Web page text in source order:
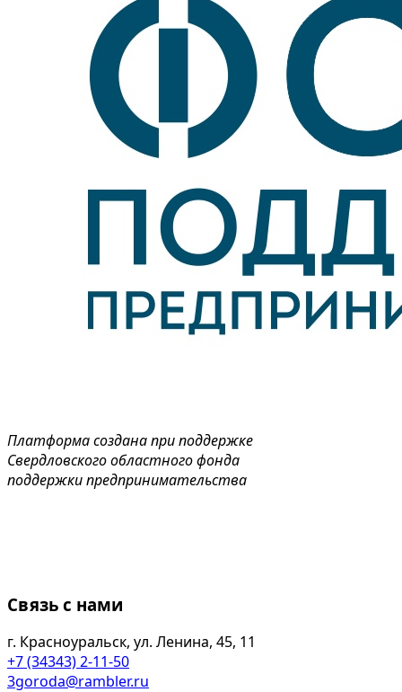
Платформа создана при поддержке
Свердловского областного фонда
поддержки предпринимательства
Связь с нами
г. Красноуральск, ул. Ленина, 45, 11
+7 (34343) 2-11-50
3goroda@rambler.ru